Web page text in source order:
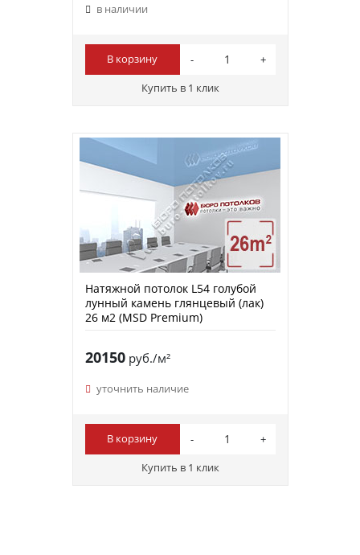
в наличии
В корзину
Купить в 1 клик
Натяжной потолок L54 голубой
лунный камень глянцевый (лак)
26 м2 (MSD Premium)
20150руб./м²
уточнить наличие
В корзину
Купить в 1 клик